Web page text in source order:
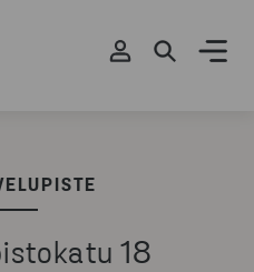
18